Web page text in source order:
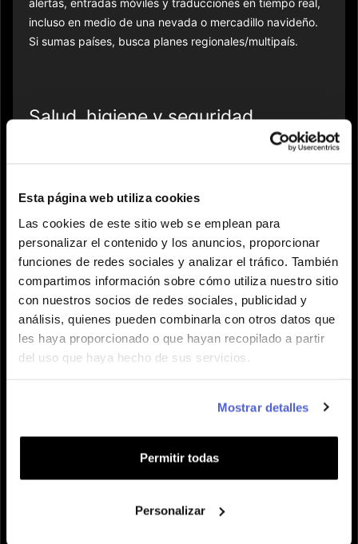
Esta página web utiliza cookies
Las cookies de este sitio web se emplean para
personalizar el contenido y los anuncios, proporcionar
funciones de redes sociales y analizar el tráfico. También
compartimos información sobre cómo utiliza nuestro sitio
con nuestros socios de redes sociales, publicidad y
análisis, quienes pueden combinarla con otros datos que
les haya proporcionado o que hayan recopilado a partir
del uso que haya hecho de sus servicios.
Mostrar detalles
Permitir todas
Personalizar
alertas, entradas móviles y traducciones en tiempo real,
incluso en medio de una nevada o mercadillo navideño.
Si sumas países, busca planes regionales/multipaís.
Salud, higiene y seguridad
Seguro de viaje, medicinas habituales y botiquín básico
botella rellenable.
Tip de seguridad
: Bolsa antirrobo, localizador de maletas
y dinero extra bien guardado nunca sobran. Guarda
contactos de emergencia/embajada en móvil y papel.
Deja tu ruta a alguien de confianza.
esquí, gafas, capas extra.
: Cubrecalzado antideslizante, paraguas,